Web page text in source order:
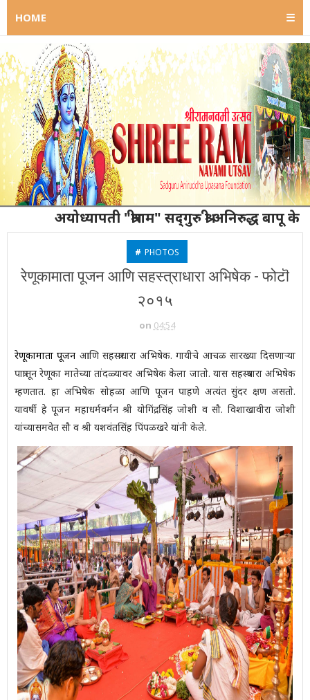
HOME ☰
अयोध्यापती "श्रीराम" सद्‌गुरु श्री अनिरुद्ध बापू के
# PHOTOS
रेणूकामाता पूजन आणि सहस्त्राधारा अभिषेक - फोटॊ
२०१५
on 04:54
रेणूकामाता पूजन आणि सहस्त्राधारा अभिषेक. गायीचे आचळ सारख्या दिसणार्‍या
पात्रातून रेणूका मातेच्या तांदळ्यावर अभिषेक केला जातो. यास सहस्त्रधारा अभिषेक
म्हणतात. हा अभिषेक सोहळा आणि पूजन पाहणे अत्यंत सुंदर क्षण असतो.
यावर्षी हे पूजन महाधर्मवर्मन श्री योगिंद्रसिंह जोशी व सौ. विशाखावीरा जोशी
यांच्यासमवेत सौ व श्री यशवंतसिंह पिंपळखरे यांनी केले.